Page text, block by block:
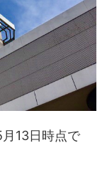
13日時点で